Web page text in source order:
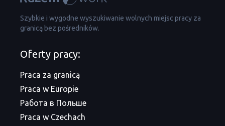
Szybkie i wygodne wyszukiwanie wolnych miejsc pracy za
granicą bez pośredników.
Oferty pracy:
Praca za granicą
Praca w Europie
Работа в Польше
Praca w Czechach